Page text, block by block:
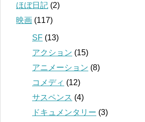
ほぼ日記 (2)
映画 (117)
SF (13)
アクション (15)
アニメーション (8)
コメディ (12)
サスペンス (4)
ドキュメンタリー (3)